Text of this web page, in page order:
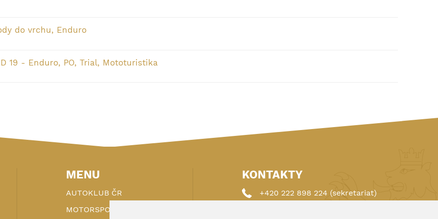
do vrchu, Enduro
19 - Enduro, PO, Trial, Mototuristika
MENU
AUTOKLUB ČR
MOTORSPORT
KONTAKTY
+420 222 898 224 (sekretariat)